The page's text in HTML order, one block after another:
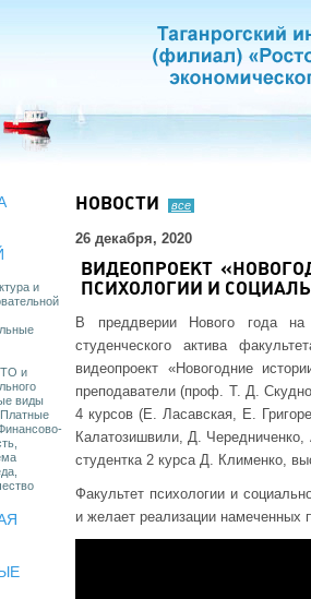
и
и
виды
НОВОСТИ все
26 декабря, 2020
ВИДЕОПРОЕКТ
ПСИХОЛОГИИ И
В преддверии Нового года
студенческого актива
видеопроект «Новогодние
преподаватели (проф. Т. Д.
4 курсов (Е. Ласавская, Е.
Калатозишвили, Д.
студентка 2 курса Д. Клименко,
Факультет психологии и
и желает реализации намеченных